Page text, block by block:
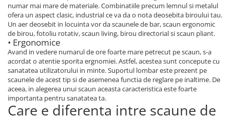
numar mai mare de materiale. Combinatiile precum lemnul si metalul
ofera un aspect clasic, industrial ce va da o nota deosebita biroului tau.
Un aer deosebit in locuinta vor da scaunele de bar, scaun ergonomic
de birou, fotoliu rotativ, scaun living, birou directorial si scaun pliant.
• Ergonomice
Avand in vedere numarul de ore foarte mare petrecut pe scaun, s-a
acordat o atentie sporita ergnomiei. Astfel, acestea sunt concepute cu
sanatatea utilizatorului in minte. Suportul lombar este prezent pe
scaunele de acest tip si de asemenea functia de reglare pe inaltime. De
aceea, in alegerea unui scaun aceasta caracteristica este foarte
importanta pentru sanatatea ta.
Care e diferenta intre scaune de